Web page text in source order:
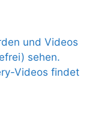
und Videos
sehen.
Videos findet